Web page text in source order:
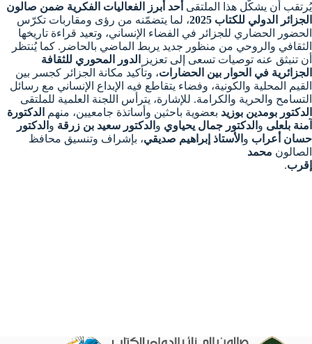
يُرتقب أن يشكّل هذا الملتقى أحد أبرز الفعاليات الفكرية ضمن صالون
الجزائر الدولي للكتاب 2025
، لما يتضمّنه من رؤى ومقاربات تكرّس
الحضور الحضاري للجزائر في الفضاء الإنساني، وتعيد قراءة تاريخها
الثقافي والروحي من منظور جديد يربط الماضي بالحاضر. كما يُنتظر
أن تنبثق عنه توصيات تسعى إلى تعزيز
الدور المحوري للثقافة
الجزائرية في الحوار بين الحضارات، وتأكيد مكانة الجزائر كجسر بين
القيم المحلية والكونية، وفضاء يتقاطع فيه الإبداع الإنساني مع رسائل
التسامح والحرية والكرامة. للإشارة، يترأس اللجنة العلمية للملتقى
الدكتور بومدين بوزيد بعضوية باحثين وأساتذة جامعيين، منهم
الدكتورة
آمنة بلعلى و الدكتور جمال يحياوي و الدكتور سعيد بن زرقة و الدكتور
حسان أعراب و الأستاذ إبراهيم صديقي، بإشراف وتنسيق محافظ
الصالون محمد
إقرب.